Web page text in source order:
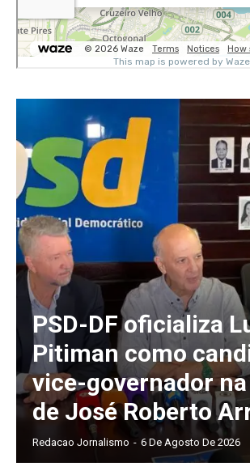
PSD-DF oficializa
Pitiman como
vice-governador
de José Roberto
Redacao Jornalismo - 6 De Agosto De 2026